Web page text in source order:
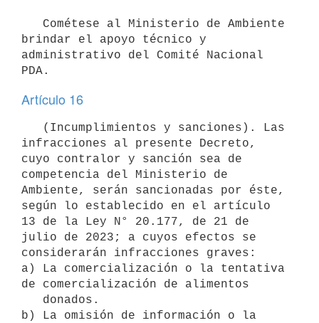
brindar el apoyo técnico y
administrativo del Comité Nacional
Artículo 16
infracciones al presente Decreto,
cuyo contralor y sanción sea de
competencia del Ministerio de
Ambiente, serán sancionadas por éste,
según lo establecido en el artículo
13 de la Ley N° 20.177, de 21 de
julio de 2023; a cuyos efectos se
considerarán infracciones graves:
a) La comercialización o la tentativa
de comercialización de alimentos
b) La omisión de información o la